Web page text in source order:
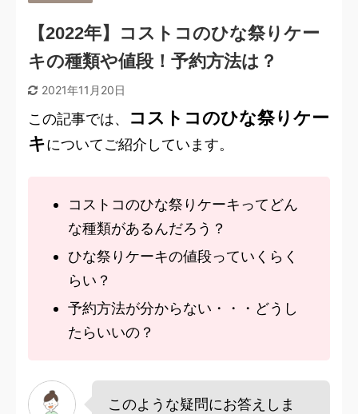
【2022年】コストコのひな祭りケー
キの種類や値段！予約方法は？
2021年11月20日
この記事では、
コストコのひな祭りケー
キについてご紹介しています。
コストコのひな祭りケーキってどん
な種類があるんだろう？
ひな祭りケーキの値段っていくらく
らい？
予約方法が分からない・・・どうし
たらいいの？
このような疑問にお答えしま